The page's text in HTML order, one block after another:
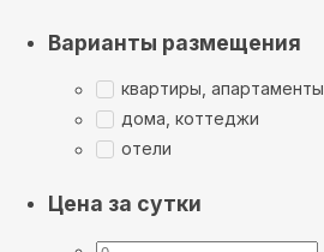
Варианты размещения
квартиры, апартаменты
дома, коттеджи
отели
Цена за сутки